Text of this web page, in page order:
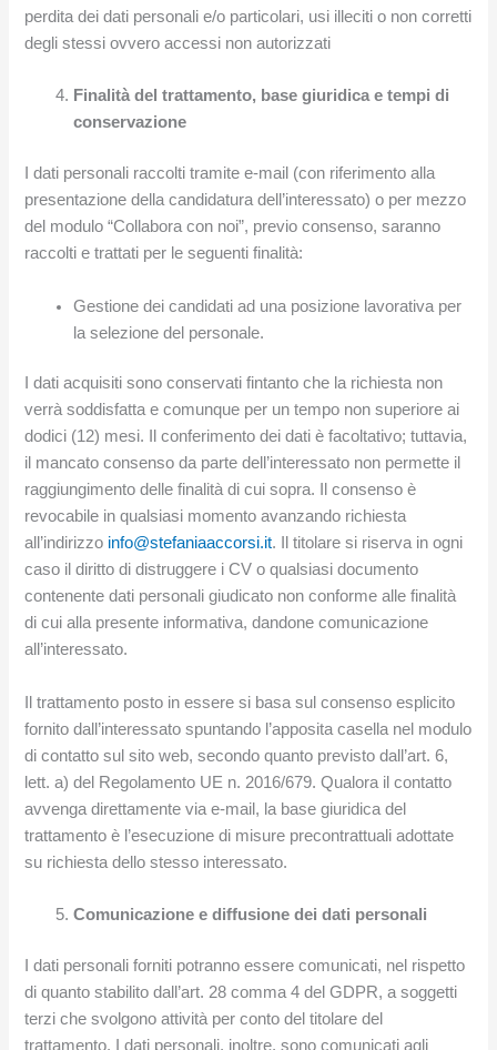
perdita dei dati personali e/o particolari, usi illeciti o non corretti
degli stessi ovvero accessi non autorizzati
Finalità del trattamento, base giuridica e tempi di
conservazione
I dati personali raccolti tramite e-mail (con riferimento alla
presentazione della candidatura dell’interessato) o per mezzo
del modulo “Collabora con noi”, previo consenso, saranno
raccolti e trattati per le seguenti finalità:
Gestione dei candidati ad una posizione lavorativa per
la selezione del personale.
I dati acquisiti sono conservati fintanto che la richiesta non
verrà soddisfatta e comunque per un tempo non superiore ai
dodici (12) mesi. Il conferimento dei dati è facoltativo; tuttavia,
il mancato consenso da parte dell’interessato non permette il
raggiungimento delle finalità di cui sopra. Il consenso è
revocabile in qualsiasi momento avanzando richiesta
all’indirizzo info@stefaniaaccorsi.it. Il titolare si riserva in ogni
caso il diritto di distruggere i CV o qualsiasi documento
contenente dati personali giudicato non conforme alle finalità
di cui alla presente informativa, dandone comunicazione
all’interessato.
Il trattamento posto in essere si basa sul consenso esplicito
fornito dall’interessato spuntando l’apposita casella nel modulo
di contatto sul sito web, secondo quanto previsto dall’art. 6,
lett. a) del Regolamento UE n. 2016/679. Qualora il contatto
avvenga direttamente via e-mail, la base giuridica del
trattamento è l’esecuzione di misure precontrattuali adottate
su richiesta dello stesso interessato.
Comunicazione e diffusione dei dati personali
I dati personali forniti potranno essere comunicati, nel rispetto
di quanto stabilito dall’art. 28 comma 4 del GDPR, a soggetti
terzi che svolgono attività per conto del titolare del
trattamento. I dati personali, inoltre, sono comunicati agli